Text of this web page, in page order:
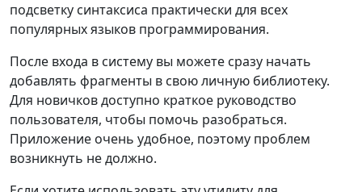
подсветку синтаксиса практически для всех
популярных языков программирования.
После входа в систему вы можете сразу начать
добавлять фрагменты в свою личную библиотеку.
Для новичков доступно краткое руководство
пользователя, чтобы помочь разобраться.
Приложение очень удобное, поэтому проблем
возникнуть не должно.